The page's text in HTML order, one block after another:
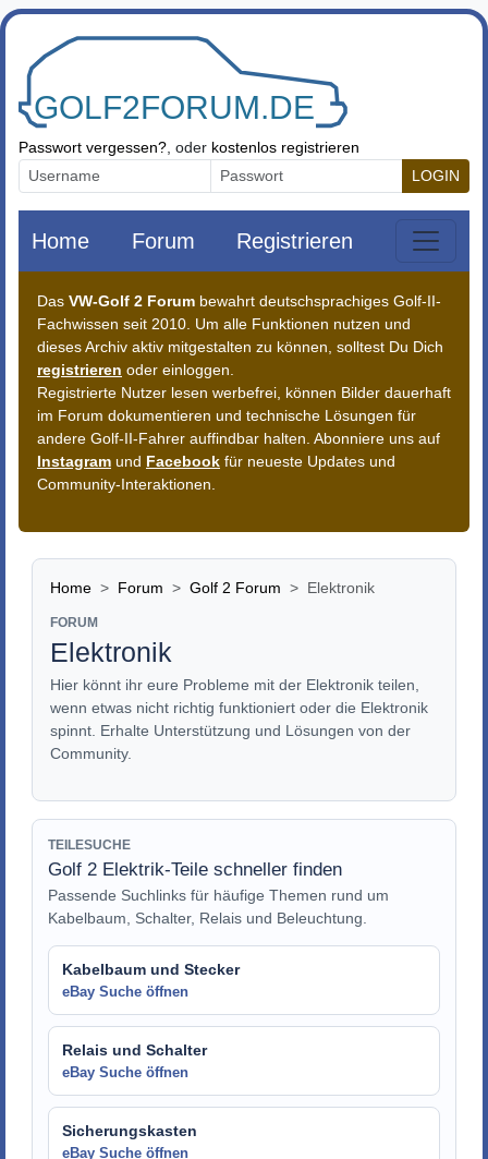
Zum Inhalt springen
Passwort vergessen? , oder kostenlos registrieren
LOGIN
Home Forum Registrieren
Das VW-Golf 2 Forum bewahrt deutschsprachiges Golf-II-
Fachwissen seit 2010. Um alle Funktionen nutzen und
dieses Archiv aktiv mitgestalten zu können, solltest Du Dich
registrieren oder einloggen.
Registrierte Nutzer lesen werbefrei, können Bilder dauerhaft
im Forum dokumentieren und technische Lösungen für
andere Golf-II-Fahrer auffindbar halten. Abonniere uns auf
Instagram und Facebook für neueste Updates und
Community-Interaktionen.
Home Forum Golf 2 Forum Elektronik
FORUM
Elektronik
Hier könnt ihr eure Probleme mit der Elektronik teilen,
wenn etwas nicht richtig funktioniert oder die Elektronik
spinnt. Erhalte Unterstützung und Lösungen von der
Community.
TEILESUCHE
Golf 2 Elektrik-Teile schneller finden
Passende Suchlinks für häufige Themen rund um
Kabelbaum, Schalter, Relais und Beleuchtung.
Kabelbaum und Stecker
eBay Suche öffnen
Relais und Schalter
eBay Suche öffnen
Sicherungskasten
eBay Suche öffnen